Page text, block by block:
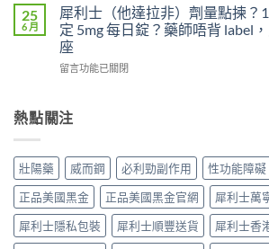
著
怪
藥，
先
這
5
事〉
換
每
日
利
反
穩？〉
中
夠
硬？
使
用
威
效
高
勃
起
硬
度〉
中
什
麼
吃
了
威
不
使
用
血
管
擴
張
25
6 月
犀利士（他達拉非）劑量點揀？
定 5mg 每日錠？藥師唔背 label
座
在
士
（他
拉
非）
劑
量
點
揀？
留言功能已關閉
熱點關注
壯陽藥 威而鋼 必利勁副作用 性功能障礙
正品美國黑金
正品美國黑金官網 犀利士萬
犀利士隱私包裝
犀利士順豐送貨
犀利士香